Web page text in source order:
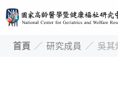
跳
至
首頁 ／研究成員 ／ 吳其